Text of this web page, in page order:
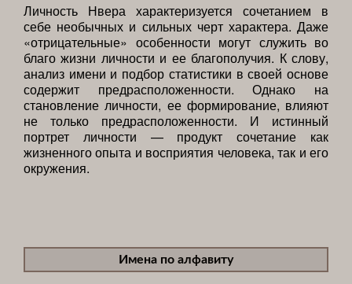
Личность Нвера характеризуется сочетанием в
себе необычных и сильных черт характера. Даже
«отрицательные» особенности могут служить во
благо жизни личности и ее благополучия. К слову,
анализ имени и подбор статистики в своей основе
содержит предрасположенности. Однако на
становление личности, ее формирование, влияют
не только предрасположенности. И истинный
портрет личности — продукт сочетание как
жизненного опыта и восприятия человека, так и его
окружения.
Имена по алфавиту